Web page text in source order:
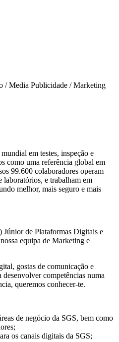
/ Media Publicidade / Marketing
em testes, inspeção e
como uma referência global em
99.600 colaboradores operam
laboratórios, e trabalham em
melhor, mais seguro e mais
de Plataformas Digitais e
equipa de Marketing e
gostas de comunicação e
competências numa
queremos conhecer-te.
de negócio da SGS, bem como
os canais digitais da SGS;